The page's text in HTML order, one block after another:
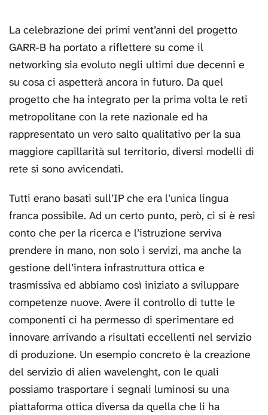
La celebrazione dei primi vent’anni del progetto
GARR-B ha portato a riflettere su come il
networking sia evoluto negli ultimi due decenni e
su cosa ci aspetterà ancora in futuro. Da quel
progetto che ha integrato per la prima volta le reti
metropolitane con la rete nazionale ed ha
rappresentato un vero salto qualitativo per la sua
maggiore capillarità sul territorio, diversi modelli di
rete si sono avvicendati.
Tutti erano basati sull’IP che era l’unica lingua
franca possibile. Ad un certo punto, però, ci si è resi
conto che per la ricerca e l’istruzione serviva
prendere in mano, non solo i servizi, ma anche la
gestione dell’intera infrastruttura ottica e
trasmissiva ed abbiamo così iniziato a sviluppare
competenze nuove. Avere il controllo di tutte le
componenti ci ha permesso di sperimentare ed
innovare arrivando a risultati eccellenti nel servizio
di produzione. Un esempio concreto è la creazione
del servizio di alien wavelenght, con le quali
possiamo trasportare i segnali luminosi su una
piattaforma ottica diversa da quella che li ha